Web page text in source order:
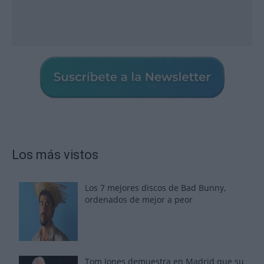
Los más vistos
Los 7 mejores discos de Bad Bunny,
ordenados de mejor a peor
Tom Jones demuestra en Madrid que su